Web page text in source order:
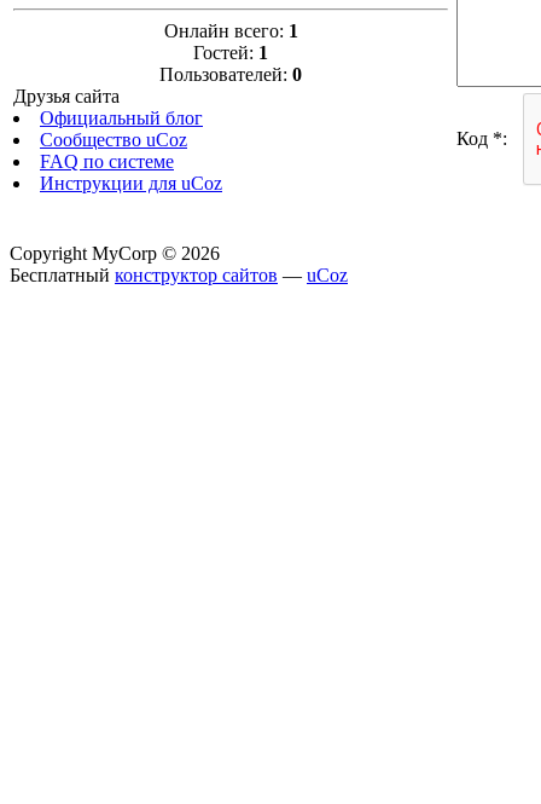
Онлайн всего: 1
Гостей: 1
Пользователей: 0
Друзья сайта
Официальный блог
Сообщество uCoz
FAQ по системе
Инструкции для uCoz
Код *:
Copyright MyCorp © 2026
Бесплатный конструктор сайтов — uCoz